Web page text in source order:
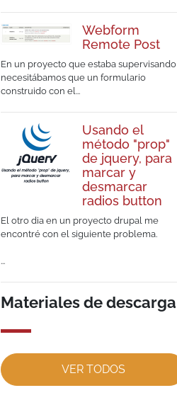
Webform
Remote Post
En un proyecto que estaba supervisando
necesitábamos que un formulario
construido con el...
Usando el
método "prop"
de jquery, para
marcar y
desmarcar
radios button
El otro dia en un proyecto drupal me
encontré con el siguiente problema.
...
Materiales de descarga
VER TODOS